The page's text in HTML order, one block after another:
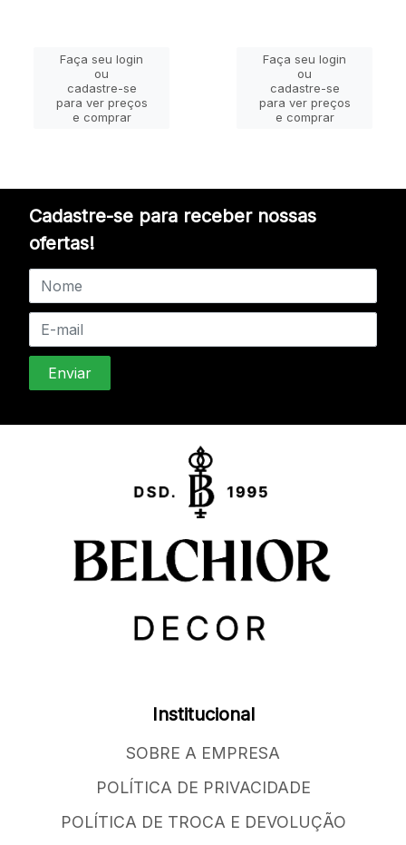
Faça seu login
ou
cadastre-se
para ver preços
e comprar
Faça seu login
ou
cadastre-se
para ver preços
e comprar
Cadastre-se para receber nossas
ofertas!
Institucional
SOBRE A EMPRESA
POLÍTICA DE PRIVACIDADE
POLÍTICA DE TROCA E DEVOLUÇÃO